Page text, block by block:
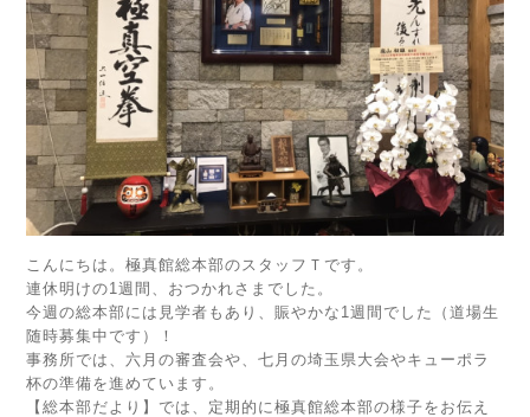
こんにちは。極真館総本部のスタッフＴです。
連休明けの1週間、おつかれさまでした。
今週の総本部には見学者もあり、賑やかな1週間でした（ 道場生
随時募集中です ）！
事務所では、六月の審査会や、七月の埼玉県大会やキューポラ
杯の準備を進めています。
【総本部だより】では、定期的に極真館総本部の様子をお伝え